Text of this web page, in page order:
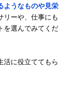
ようなものや見栄
リーや、仕事にも
を選んでみてくだ
活に役立ててもら